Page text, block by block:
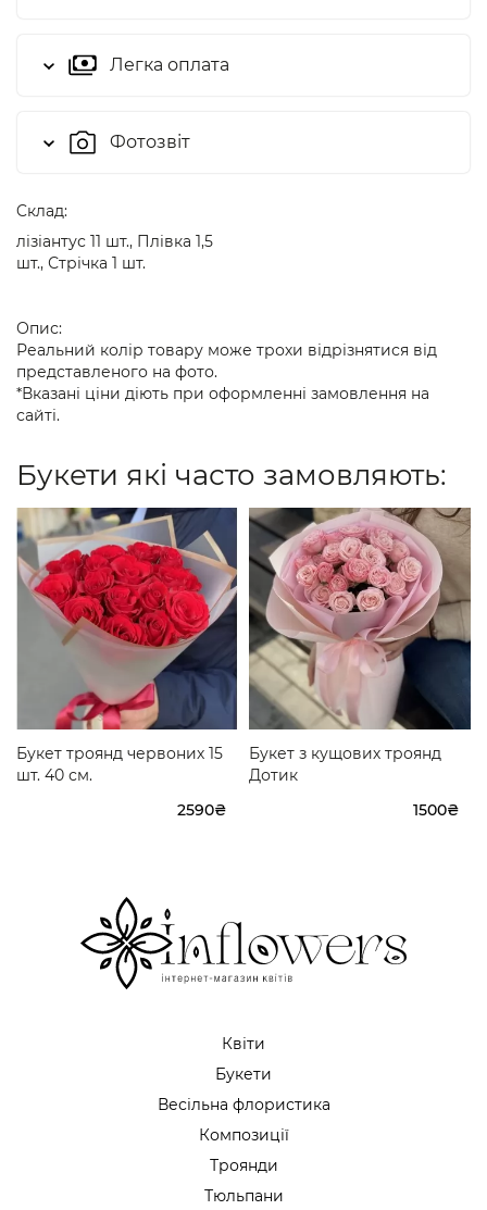
Легка оплата
Фотозвіт
Cклад:
лізіантус 11 шт., Плівка 1,5
шт., Стрічка 1 шт.
Опис:
Реальний колір товару може трохи відрізнятися від
представленого на фото.
*Вказані ціни діють при оформленні замовлення на
сайті.
Букети які часто замовляють:
Букет троянд червоних 15
шт. 40 см.
2590₴
Букет з кущових троянд
Дотик
1500₴
Квіти
Букети
Весільна флористика
Композиції
Троянди
Тюльпани